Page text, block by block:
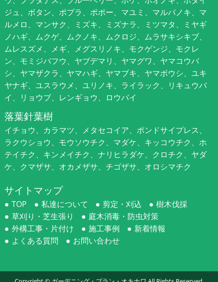
ジュ、ボタン、ポプラ、ポポー、マユミ、マルバノキ、マ
ルメロ、マンサク、ミズキ、ミズナラ、ミツマタ、ミヤギ
ノハギ、ムクゲ、ムクノキ、ムクロジ、ムラサキシキブ、
ムレスズメ、メギ、メグスリノキ、モクゲンジ、モクレ
ン、モミジバフウ、ヤブデマリ、ヤマグワ、ヤマコウバ
シ、ヤマザクラ、ヤマハギ、ヤマブキ、ヤマボウシ、ユキ
ヤナギ、ユスラウメ、ユリノキ、ライラック、リキュウバ
イ、リョウブ、レンギョウ、ロウバイ
落葉針葉樹
イチョウ、カラマツ、メタセコイア、ポンドサイプレス、
ラクウショウ、モウソウチク、マダケ、キッコウチク、ホ
テイチク、キンメイチク、ナリヒラダケ、クロチク、ヤダ
ケ、クマザサ、オカメザサ、チゴザサ、オロシマチク
サイトマップ
TOP 私達について 剪定・刈込
樹木伐採
草刈り・芝生張り
庭木消毒・防虫対策
外構工事・片付け
施工事例
新着情報
よくある質問
お問い合わせ